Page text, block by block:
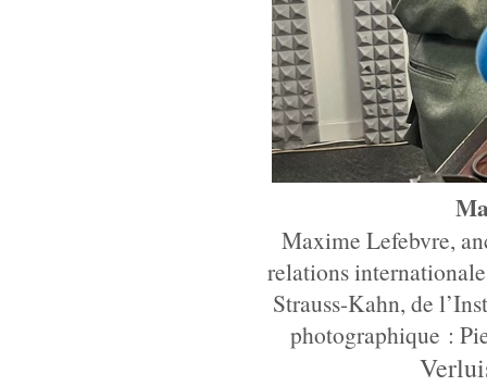
Maxime Lefebvre,
relations
Strauss-Kahn, de
photographique :